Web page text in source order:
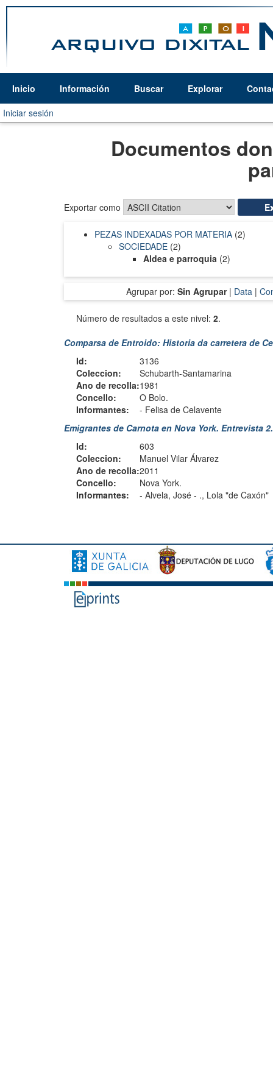
Inicio Información Buscar Explorar
Iniciar sesión
Documentos
Exportar como
PEZAS INDEXADAS POR MATERIA (2)
SOCIEDADE (2)
Aldea e parroquia (2)
Agrupar por: Sin Agrupar| Data |
Número de resultados a este nivel: 2.
Comparsa de Entroido: Historia da carretera de
Id:
3136
Coleccion:
Schubarth-Santamarina
Ano de recolla:1981
Concello:
O Bolo.
Informantes:
- Felisa de Celavente
Emigrantes de Carnota en Nova York. Entrevista 2.
Id:
603
Coleccion:
Manuel Vilar Álvarez
Ano de recolla:2011
Concello:
Nova York.
Informantes:
- Alvela, José - ., Lola "de Caxón"